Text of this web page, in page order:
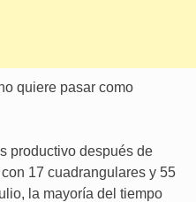
quiere pasar como
productivo después de
17 cuadrangulares y 55
la mayoría del tiempo